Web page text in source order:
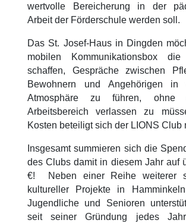
wertvolle Bereicherung in der
Arbeit der Förderschule werden soll.
Das St. Josef-Haus in Dingden
mobilen Kommunikationsbox die
schaffen, Gespräche zwischen
Bewohnern und Angehörigen in
Atmosphäre zu führen, ohne
Arbeitsbereich verlassen zu
Kosten beteiligt sich der LIONS Club
Insgesamt summieren sich die
des Clubs damit in diesem Jahr auf
€! Neben einer Reihe weiterer
kultureller Projekte in
Jugendliche und Senioren
seit seiner Gründung jedes